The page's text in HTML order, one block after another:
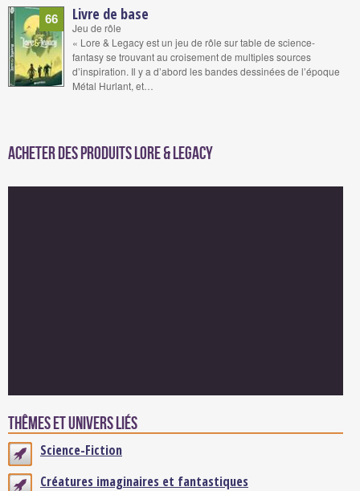
66 Livre de base
Jeu de rôle
« Lore & Legacy est un jeu de rôle sur table de science-
fantasy se trouvant au croisement de multiples sources
d’inspiration. Il y a d’abord les bandes dessinées de l’époque
Métal Hurlant, et…
Acheter des produits Lore & Legacy
Thêmes et univers liés
Science-Fiction
Créatures imaginaires et fantastiques